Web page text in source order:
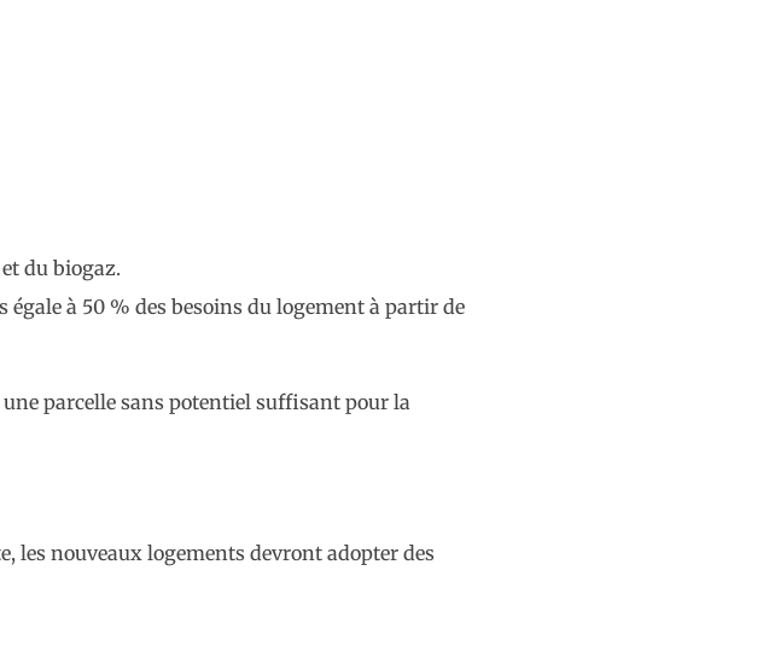
du biogaz.
à 50 % des besoins du logement à partir de
parcelle sans potentiel suffisant pour la
les nouveaux logements devront adopter des